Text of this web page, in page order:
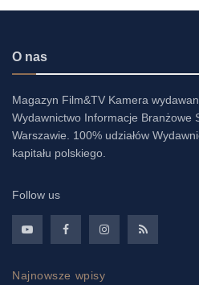
O nas
Magazyn Film&TV Kamera
Wydawnictwo Informacje Branżowe
Warszawie. 100% udziałów
kapitału polskiego.
Follow us
Najnowsze wpisy